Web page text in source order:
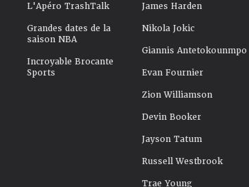
L'Apéro TrashTalk
Grandes dates de la
saison NBA
Incroyable Brocante
Sports
James Harden
Nikola Jokic
Giannis Antetokounmpo
Evan Fournier
Zion Williamson
Devin Booker
Jayson Tatum
Russell Westbrook
Trae Young